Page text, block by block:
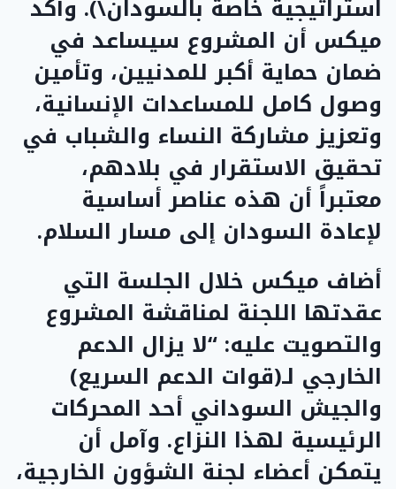
استراتيجية خاصة بالسودان\). وأكد
ميكس أن المشروع سيساعد في
ضمان حماية أكبر للمدنيين، وتأمين
وصول كامل للمساعدات الإنسانية،
وتعزيز مشاركة النساء والشباب في
تحقيق الاستقرار في بلادهم،
معتبراً أن هذه عناصر أساسية
لإعادة السودان إلى مسار السلام.
أضاف ميكس خلال الجلسة التي
عقدتها اللجنة لمناقشة المشروع
والتصويت عليه: “لا يزال الدعم
الخارجي لـ(قوات الدعم السريع)
والجيش السوداني أحد المحركات
الرئيسية لهذا النزاع. وآمل أن
يتمكن أعضاء لجنة الشؤون الخارجية،